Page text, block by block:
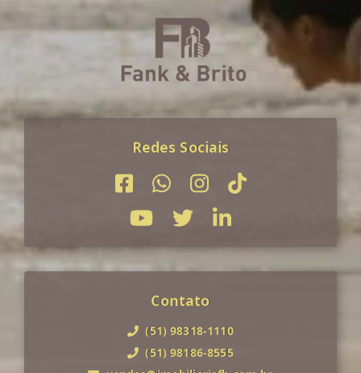
Redes Sociais
Contato
(51) 98318-1110
(51) 98186-8555